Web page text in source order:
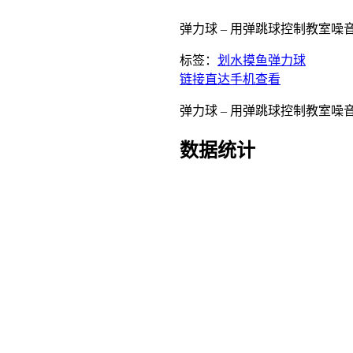
弹力球 – 用弹跳球控制教室噪音
标签： 划水摸鱼弹力球
链接直达手机查看
弹力球 – 用弹跳球控制教室噪音
数据统计